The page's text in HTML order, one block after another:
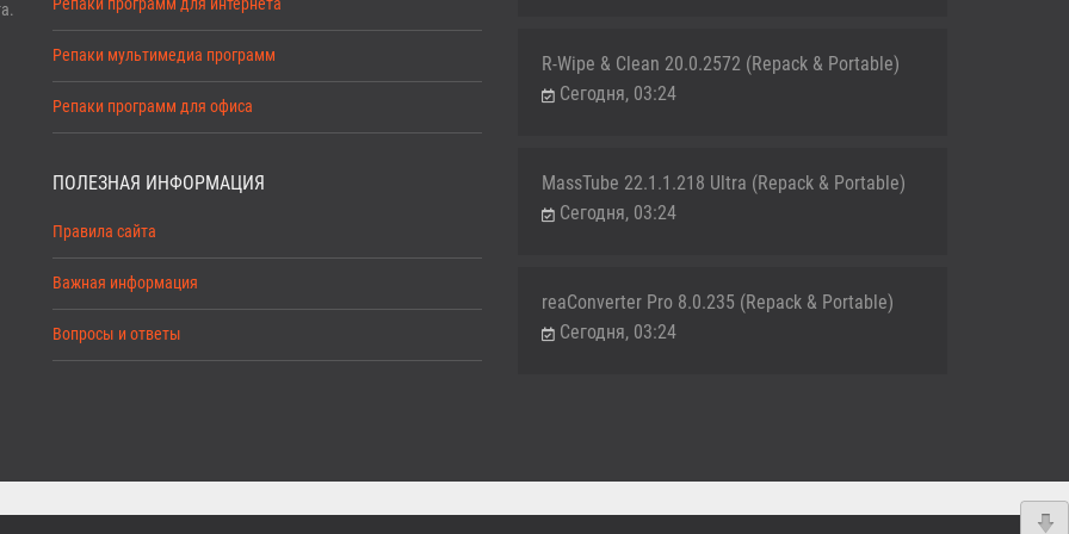
Репаки программ для интернета
Репаки мультимедиа программ
Репаки программ для офиса
ПОЛЕЗНАЯ ИНФОРМАЦИЯ
Правила сайта
Важная информация
Вопросы и ответы
R-Wipe & Clean 20.0.2572 (Repack & Portable)
Сегодня, 03:24
MassTube 22.1.1.218 Ultra (Repack & Portable)
Сегодня, 03:24
reaConverter Pro 8.0.235 (Repack & Portable)
Сегодня, 03:24